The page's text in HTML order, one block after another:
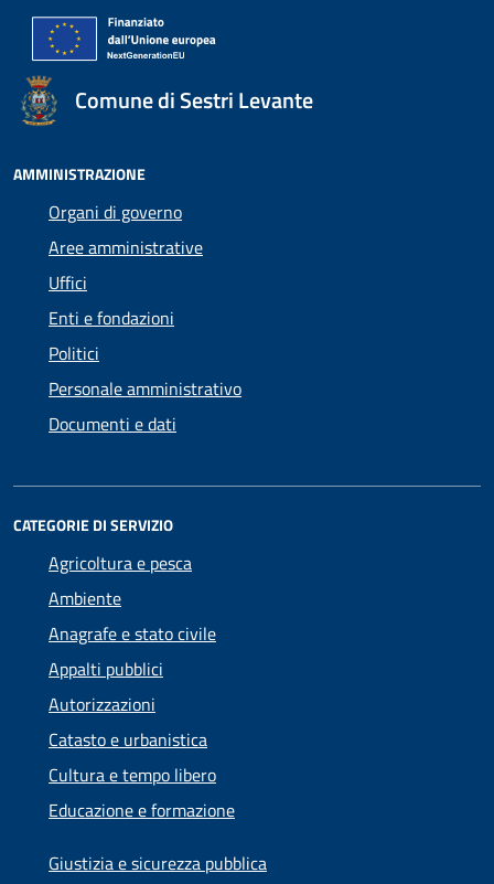
Comune di Sestri Levante
AMMINISTRAZIONE
Organi di governo
Aree amministrative
Uffici
Enti e fondazioni
Politici
Personale amministrativo
Documenti e dati
CATEGORIE DI SERVIZIO
Agricoltura e pesca
Ambiente
Anagrafe e stato civile
Appalti pubblici
Autorizzazioni
Catasto e urbanistica
Cultura e tempo libero
Educazione e formazione
Giustizia e sicurezza pubblica